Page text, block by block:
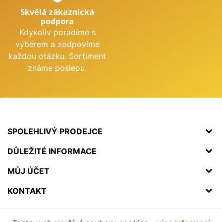
Skvělá zákaznická
podpora
Kdykoliv poradíme s
výběrem a zodpovíme
každou otázku. Sortiment
známe poslepu.
SPOLEHLIVÝ PRODEJCE
DŮLEŽITÉ INFORMACE
MŮJ ÚČET
KONTAKT